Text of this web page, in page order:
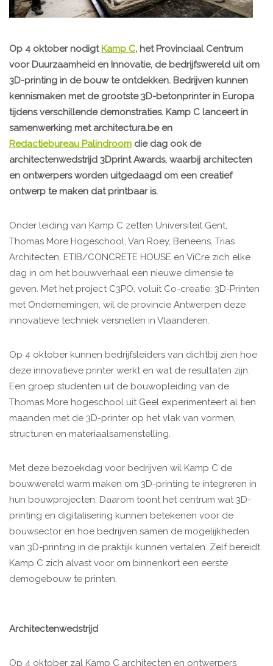
Op 4 oktober nodigt Kamp C, het Provinciaal Centrum
voor Duurzaamheid en Innovatie, de bedrijfswereld uit om
3D-printing in de bouw te ontdekken. Bedrijven kunnen
kennismaken met de grootste 3D-betonprinter in Europa
tijdens verschillende demonstraties. Kamp C lanceert in
samenwerking met architectura.be en
Redactiebureau Palindroom die dag ook de
architectenwedstrijd 3Dprint Awards, waarbij architecten
en ontwerpers worden uitgedaagd om een creatief
ontwerp te maken dat printbaar is.
Onder leiding van Kamp C zetten Universiteit Gent,
Thomas More Hogeschool, Van Roey, Beneens, Trias
Architecten, ETIB/CONCRETE HOUSE en ViCre zich elke
dag in om het bouwverhaal een nieuwe dimensie te
geven. Met het project C3PO, voluit Co-creatie: 3D-Printen
met Ondernemingen, wil de provincie Antwerpen deze
innovatieve techniek versnellen in Vlaanderen.
Op 4 oktober kunnen bedrijfsleiders van dichtbij zien hoe
deze innovatieve printer werkt en wat de resultaten zijn.
Een groep studenten uit de bouwopleiding van de
Thomas More hogeschool uit Geel experimenteert al tien
maanden met de 3D-printer op het vlak van vormen,
structuren en materiaalsamenstelling.
Met deze bezoekdag voor bedrijven wil Kamp C de
bouwwereld warm maken om 3D-printing te integreren in
hun bouwprojecten. Daarom toont het centrum wat 3D-
printing en digitalisering kunnen betekenen voor de
bouwsector en hoe bedrijven samen de mogelijkheden
van 3D-printing in de praktijk kunnen vertalen. Zelf bereidt
Kamp C zich alvast voor om binnenkort een eerste
demogebouw te printen.
Architectenwedstrijd
Op 4 oktober zal Kamp C architecten en ontwerpers